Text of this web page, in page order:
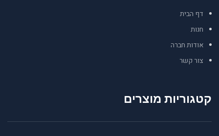
דף הבית
חנות
אודות חברה
צור קשר
קטגוריות מוצרים